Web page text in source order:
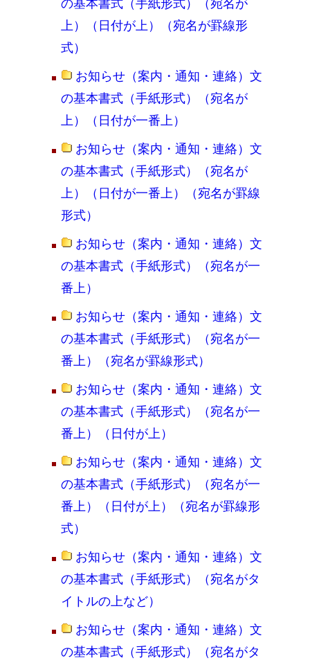
の基本書式（手紙形式）（宛名が
上）（日付が上）（宛名が罫線形
式）
お知らせ（案内・通知・連絡）文
の基本書式（手紙形式）（宛名が
上）（日付が一番上）
お知らせ（案内・通知・連絡）文
の基本書式（手紙形式）（宛名が
上）（日付が一番上）（宛名が罫線
形式）
お知らせ（案内・通知・連絡）文
の基本書式（手紙形式）（宛名が一
番上）
お知らせ（案内・通知・連絡）文
の基本書式（手紙形式）（宛名が一
番上）（宛名が罫線形式）
お知らせ（案内・通知・連絡）文
の基本書式（手紙形式）（宛名が一
番上）（日付が上）
お知らせ（案内・通知・連絡）文
の基本書式（手紙形式）（宛名が一
番上）（日付が上）（宛名が罫線形
式）
お知らせ（案内・通知・連絡）文
の基本書式（手紙形式）（宛名がタ
イトルの上など）
お知らせ（案内・通知・連絡）文
の基本書式（手紙形式）（宛名がタ